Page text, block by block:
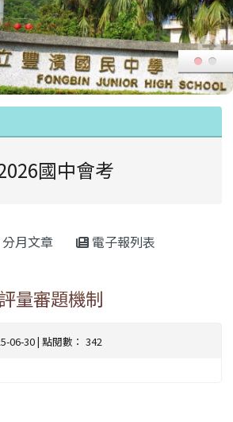
國中會考
分月文章 電子報列表
量審題機制
06-30 | 點閱數： 342